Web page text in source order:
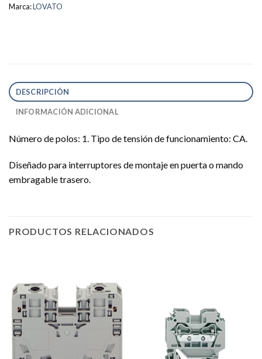
Marca:LOVATO
DESCRIPCIÓN
INFORMACIÓN ADICIONAL
Número de polos: 1. Tipo de tensión de funcionamiento: CA.
Diseñado para interruptores de montaje en puerta o mando
embragable trasero.
PRODUCTOS RELACIONADOS